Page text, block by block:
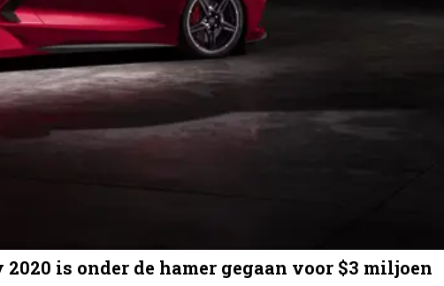
is onder de hamer gegaan voor $3 miljoen